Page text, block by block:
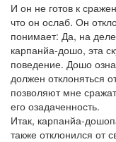
И он не готов к
что он ослаб. Он
понимает: Да, на
карпанйа-дошо, эта
поведение. Дошо
должен отклоняться
позволяют мне
его озадаченность.
Итак, карпанйа-
также отклонился от